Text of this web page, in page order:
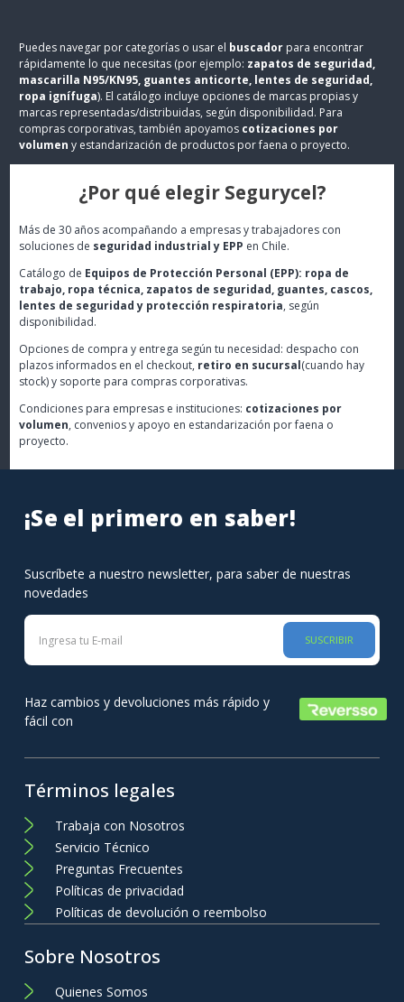
Puedes navegar por categorías o usar el buscador para encontrar
rápidamente lo que necesitas (por ejemplo: zapatos de seguridad,
mascarilla N95/KN95, guantes anticorte, lentes de seguridad,
ropa ignífuga). El catálogo incluye opciones de marcas propias y
marcas representadas/distribuidas, según disponibilidad. Para
compras corporativas, también apoyamos cotizaciones por
volumen y estandarización de productos por faena o proyecto.
¿Por qué elegir Segurycel?
Más de 30 años acompañando a empresas y trabajadores con
soluciones de seguridad industrial y EPP en Chile.
Catálogo de Equipos de Protección Personal (EPP): ropa de
trabajo, ropa técnica, zapatos de seguridad, guantes, cascos,
lentes de seguridad y protección respiratoria, según
disponibilidad.
Opciones de compra y entrega según tu necesidad: despacho con
plazos informados en el checkout, retiro en sucursal(cuando hay
stock) y soporte para compras corporativas.
Condiciones para empresas e instituciones: cotizaciones por
volumen, convenios y apoyo en estandarización por faena o
proyecto.
¡Se el primero en saber!
Suscríbete a nuestro newsletter, para saber de nuestras
novedades
SUSCRIBIR
Haz cambios y devoluciones más rápido y
fácil con
Términos legales
Trabaja con Nosotros
Servicio Técnico
Preguntas Frecuentes
Políticas de privacidad
Políticas de devolución o reembolso
Sobre Nosotros
Quienes Somos